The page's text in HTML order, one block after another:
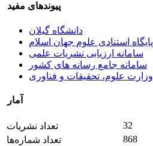
پیوندهای مفید
دانشگاه گیلان
پایگاه استنادی علوم جهان اسلام
سامانه ارزیابی نشریات علمی
سامانه جامع رسانه های کشور
وزارت علوم، تحقیقات و فناوری
آمار
تعداد نشریات
32
تعداد شماره‌ها
868